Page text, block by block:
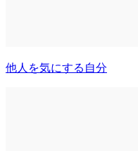
他人を気にする自分